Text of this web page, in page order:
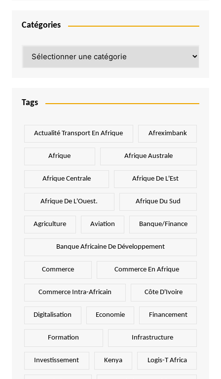
Catégories
Tags
Actualité Transport En Afrique Afreximbank
Afrique Afrique Australe
Afrique Centrale Afrique De L'Est
Afrique De L'Ouest. Afrique Du Sud
Agriculture Aviation Banque/Finance
Banque Africaine De Développement
Commerce Commerce En Afrique
Commerce Intra-Africain Côte D'Ivoire
Digitalisation Economie Financement
Formation Infrastructure
Investissement Kenya Logis-T Africa